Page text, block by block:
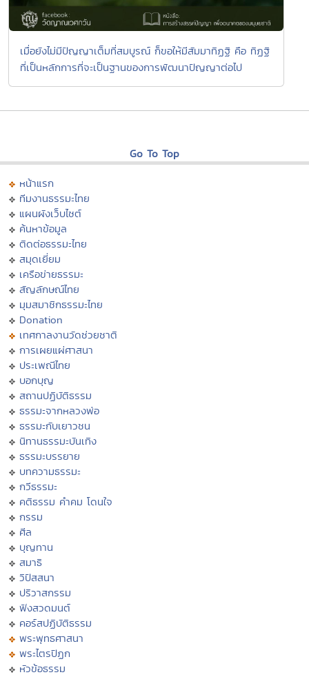
เมื่อยังไม่มีปัญญาเต็มที่สมบูรณ์ ก็ขอให้มีสัมมาทิฏฐิ คือ ทิฏฐิ
ที่เป็นหลักการที่จะเป็นฐานของการพัฒนาปัญญาต่อไป
Go To Top
หน้าแรก
ทีมงานธรรมะไทย
แผนผังเว็บไซต์
ค้นหาข้อมูล
ติดต่อธรรมะไทย
สมุดเยี่ยม
เครือข่ายธรรมะ
สัญลักษณ์ไทย
มุมสมาชิกธรรมะไทย
Donation
เทศกาลงานวัดช่วยชาติ
การเผยแผ่ศาสนา
ประเพณีไทย
บอกบุญ
สถานปฏิบัติธรรม
ธรรมะจากหลวงพ่อ
ธรรมะกับเยาวชน
นิทานธรรมะบันเทิง
ธรรมะบรรยาย
บทความธรรมะ
กวีธรรมะ
คติธรรม คำคม โดนใจ
กรรม
ศีล
บุญทาน
สมาธิ
วิปัสสนา
ปริวาสกรรม
ฟังสวดมนต์
คอร์สปฏิบัติธรรม
พระพุทธศาสนา
พระไตรปิฏก
หัวข้อธรรม